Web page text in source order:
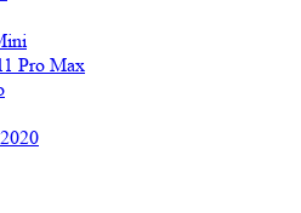
Pro Max